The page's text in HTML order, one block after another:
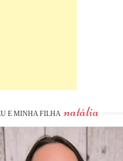
E MINHA FILHA natália